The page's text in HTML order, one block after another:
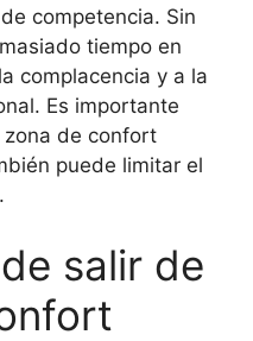
competencia. Sin
tiempo en
complacencia y a la
Es importante
zona de confort
puede limitar el
salir de